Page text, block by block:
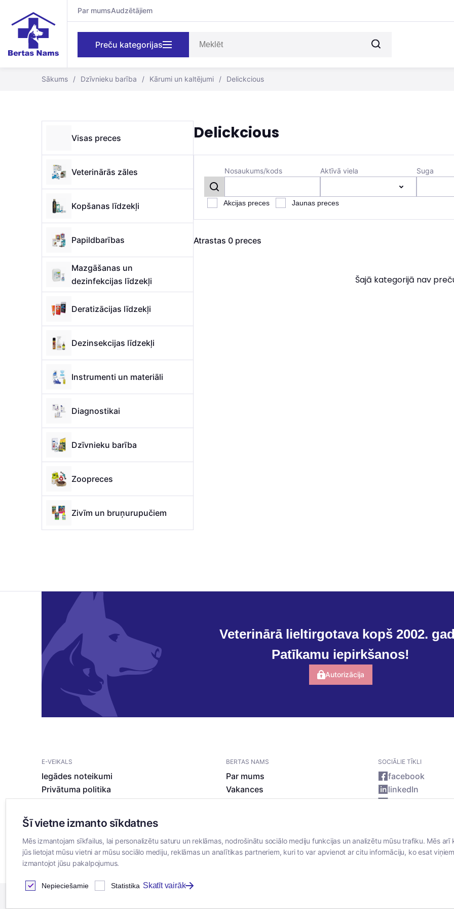
Par mumsAudzētājiem
Preču kategorijas
Sākums / Dzīvnieku barība / Kārumi un kaltējumi / Delickcious
Visas preces
Veterinārās zāles
Kopšanas līdzekļi
Papildbarības
Mazgāšanas un
dezinfekcijas līdzekļi
Deratizācijas līdzekļi
Dezinsekcijas līdzekļi
Instrumenti un materiāli
Diagnostikai
Dzīvnieku barība
Zoopreces
Zivīm un bruņurupučiem
Delickcious
Nosaukums/kods Aktīvā viela Suga
Akcijas preces Jaunas preces
Atrastas 0preces
Šajā kategorijā nav
Veterinārā lieltirgotava kopš 2002.
Patīkamu iepirkšanos!
Autorizācija
E-VEIKALS
Iegādes noteikumi
Privātuma politika
BERTAS NAMS
Par mums
Vakances
SOCIĀLIE TĪKLI
facebook
linkedIn
Šī vietne izmanto sīkdatnes
Mēs izmantojam sīkfailus, lai personalizētu saturu un reklāmas, nodrošinātu sociālo mediju funkcijas un analizētu mūsu trafiku. Mēs
jūs lietojat mūsu vietni ar mūsu sociālo mediju, reklāmas un analītikas partneriem, kuri to var apvienot ar citu informāciju, ko esat
izmantojot jūsu pakalpojumus.
Nepieciešamie Statistika Skatīt vairāk